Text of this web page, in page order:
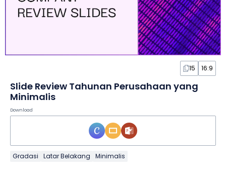
15 16:9
Slide Review Tahunan Perusahaan yang
Minimalis
Download
Gradasi Latar Belakang Minimalis